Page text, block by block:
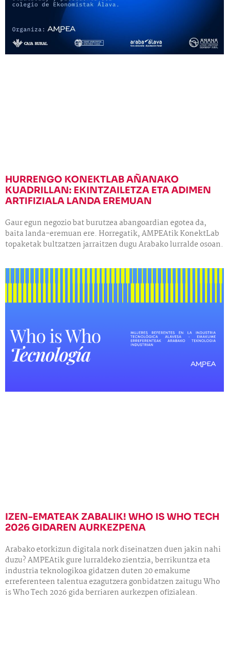
HURRENGO KONEKTLAB AÑANAKO
KUADRILLAN: EKINTZAILETZA ETA ADIMEN
ARTIFIZIALA LANDA EREMUAN
Gaur egun negozio bat burutzea abangoardian egotea da,
baita landa-eremuan ere. Horregatik, AMPEAtik KonektLab
topaketak bultzatzen jarraitzen dugu Arabako lurralde osoan.
IZEN-EMATEAK ZABALIK! WHO IS WHO TECH
2026 GIDAREN AURKEZPENA
Arabako etorkizun digitala nork diseinatzen duen jakin nahi
duzu? AMPEAtik gure lurraldeko zientzia, berrikuntza eta
industria teknologikoa gidatzen duten 20 emakume
erreferenteen talentua ezagutzera gonbidatzen zaitugu Who
is Who Tech 2026 gida berriaren aurkezpen ofizialean.